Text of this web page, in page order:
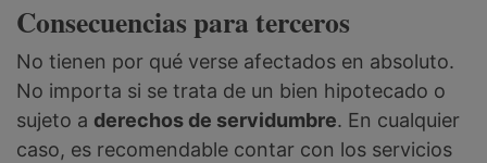
Consecuencias para terceros
No tienen por qué verse afectados en absoluto.
No importa si se trata de un bien hipotecado o
sujeto a derechos de servidumbre. En cualquier
caso, es recomendable contar con los servicios